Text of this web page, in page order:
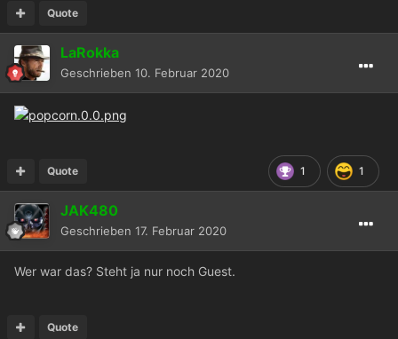
Quote
LaRokka
Geschrieben 10. Februar 2020
1 1
Quote
JAK480
Geschrieben 17. Februar 2020
Wer war das? Steht ja nur noch Guest.
Quote